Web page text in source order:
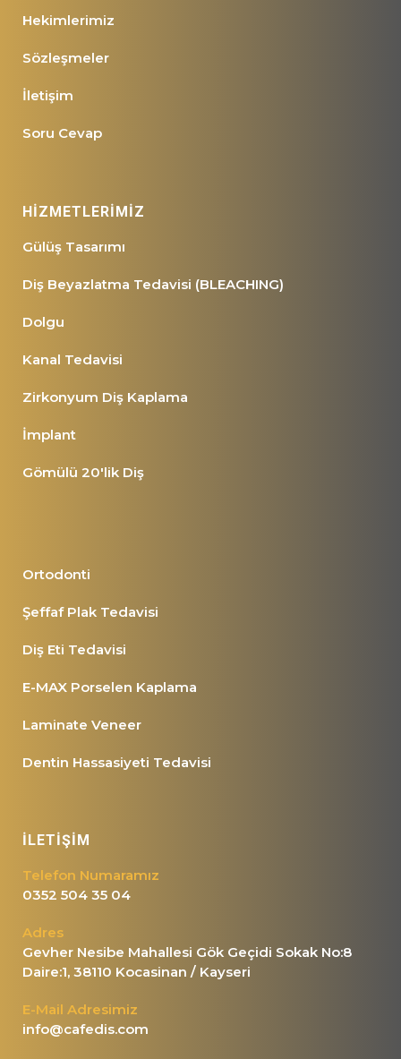
Hekimlerimiz
Sözleşmeler
İletişim
Soru Cevap
HİZMETLERİMİZ
Gülüş Tasarımı
Diş Beyazlatma Tedavisi (BLEACHING)
Dolgu
Kanal Tedavisi
Zirkonyum Diş Kaplama
İmplant
Gömülü 20'lik Diş
Ortodonti
Şeffaf Plak Tedavisi
Diş Eti Tedavisi
E-MAX Porselen Kaplama
Laminate Veneer
Dentin Hassasiyeti Tedavisi
İLETİŞİM
Telefon Numaramız
0352 504 35 04
Adres
Gevher Nesibe Mahallesi Gök Geçidi Sokak No:8
Daire:1, 38110 Kocasinan / Kayseri
E-Mail Adresimiz
info@cafedis.com